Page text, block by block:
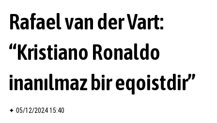
Rafael van der Vart:
“Kristiano Ronaldo
inanılmaz bir eqoistdir”
✦ 05/12/2024 15:40